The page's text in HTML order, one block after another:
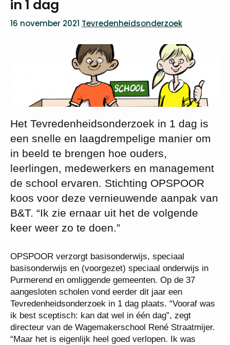
in 1 dag
16 november 2021 Tevredenheidsonderzoek
Het Tevredenheidsonderzoek in 1 dag is
een snelle en laagdrempelige manier om
in beeld te brengen hoe ouders,
leerlingen, medewerkers en management
de school ervaren. Stichting OPSPOOR
koos voor deze vernieuwende aanpak van
B&T. “Ik zie ernaar uit het de volgende
keer weer zo te doen.”
OPSPOOR verzorgt basisonderwijs, speciaal
basisonderwijs en (voorgezet) speciaal onderwijs in
Purmerend en omliggende gemeenten. Op de 37
aangesloten scholen vond eerder dit jaar een
Tevredenheidsonderzoek in 1 dag plaats. “Vooraf was
ik best sceptisch: kan dat wel in één dag”, zegt
directeur van de Wagemakerschool René Straatmijer.
“Maar het is eigenlijk heel goed verlopen. Ik was